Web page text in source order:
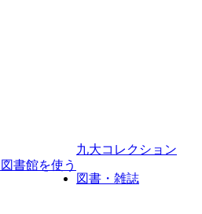
図書館を使う
九大コレクション
図書・雑誌